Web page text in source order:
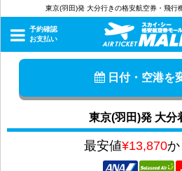
東京(羽田)発 大分行きの格安航空券・飛行
予約確認
お支払い
日付・空港を
東京(羽田)発 大分
最安値¥13,870か